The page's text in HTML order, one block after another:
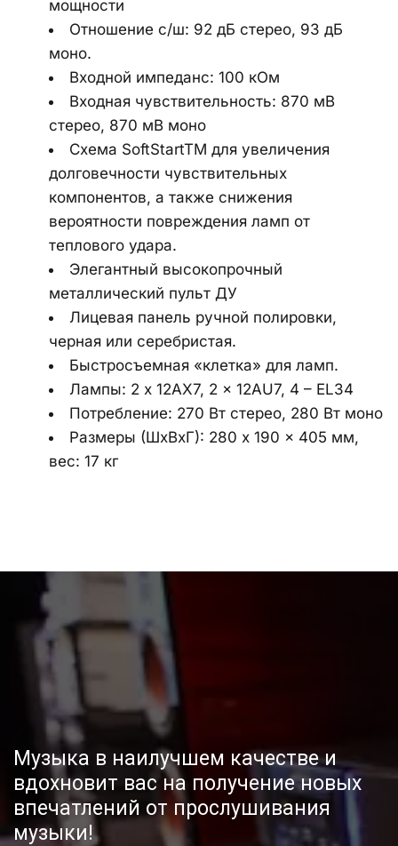
мощности
Отношение с/ш: 92 дБ стерео, 93 дБ
моно.
Входной импеданс: 100 кОм
Входная чувствительность: 870 мВ
стерео, 870 мВ моно
Схема SoftStartTM для увеличения
долговечности чувствительных
компонентов, а также снижения
вероятности повреждения ламп от
теплового удара.
Элегантный высокопрочный
металлический пульт ДУ
Лицевая панель ручной полировки,
черная или серебристая.
Быстросъемная «клетка» для ламп.
Лампы: 2 x 12AX7, 2 x 12AU7, 4 – EL34
Потребление: 270 Вт стерео, 280 Вт моно
Размеры (ШхВхГ): 280 x 190 x 405 мм,
вес: 17 кг
Музыка в наилучшем качестве и
вдохновит вас на получение новых
впечатлений от прослушивания
музыки!